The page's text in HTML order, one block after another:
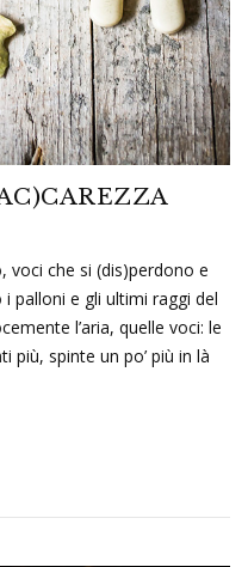
voci che si (dis)perdono e
palloni e gli ultimi raggi del
l’aria, quelle voci: le
più, spinte un po’ più in là